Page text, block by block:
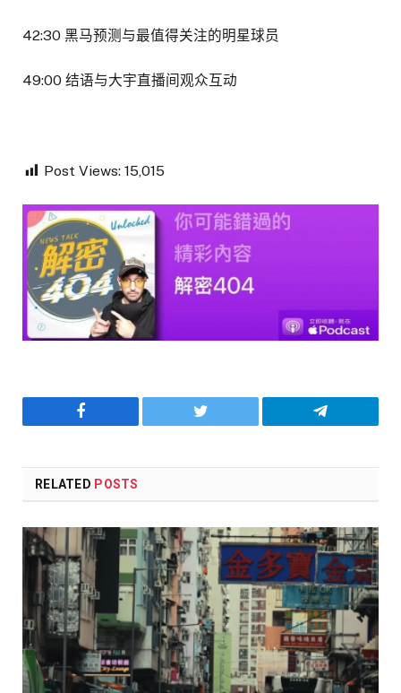
42:30 黑马预测与最值得关注的明星球员
49:00 结语与大宇直播间观众互动
Post Views: 15,015
Facebook Twitter Telegram
RELATED POSTS